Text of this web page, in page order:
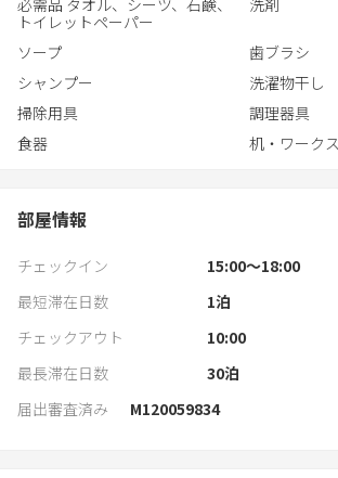
必需品 タオル、シーツ、石鹸、
トイレットペーパー
洗剤
ソープ
歯ブラシ
シャンプー
洗濯物干し
掃除用具
調理器具
食器
机・ワーク
部屋情報
チェックイン
15:00〜18:00
最短滞在日数
1泊
チェックアウト
10:00
最長滞在日数
30泊
届出審査済み
M120059834